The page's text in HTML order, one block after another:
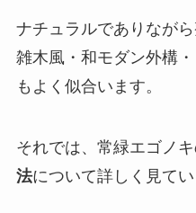
ナチュラルでありなが
雑木風・和モダン外構
もよく似合います。
それでは、常緑エゴノ
法について詳しく見てい